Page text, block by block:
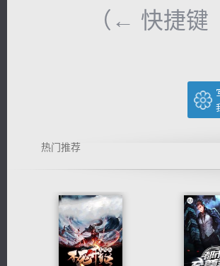
（← 快捷键
热门推荐